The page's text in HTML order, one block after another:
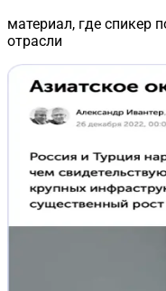
материал, где спикер
отрасли